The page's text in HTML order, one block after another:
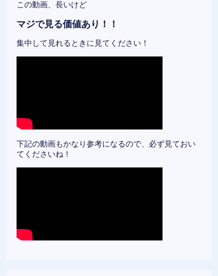
この動画、長いけど
マジで見る価値あり！！
集中して見れるときに見てください！
下記の動画もかなり参考になるので、必ず見ておい
てくださいね！